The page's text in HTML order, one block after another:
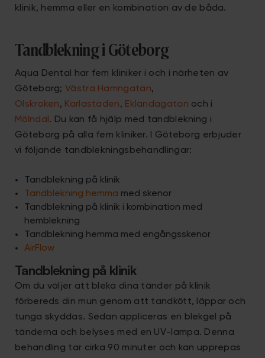
klinik, hemma eller en kombination av de båda.
Tandblekning i Göteborg
Aqua Dental har fem kliniker i och i närheten av
Göteborg; Västra Hamngatan,
Olskroken, Karlastaden, Eklandagatan och i
Mölndal . Du kan få hjälp med tandblekning i
Göteborg på alla fem kliniker. I Göteborg erbjuder
vi följande tandblekningsbehandlingar:
Tandblekning på klinik
Tandblekning hemma med skenor
Tandblekning på klinik i kombination med
hemblekning
Tandblekning hemma med engångsskenor
AirFlow
Tandblekning på klinik
Om du väljer att bleka dina tänder på klinik
förbereds din mun genom att tandkött, läppar och
tunga skyddas. Sedan appliceras en blekgel på
tänderna och belyses med en UV-lampa. Denna
behandling tar cirka 90 minuter och kan upprepas